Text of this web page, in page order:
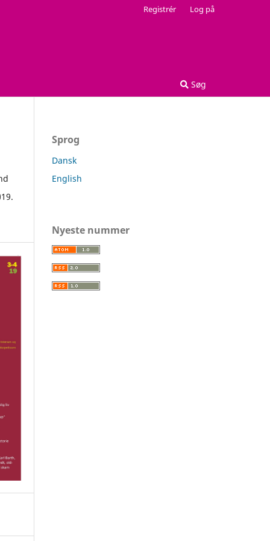
Søg
Registrér Log på
Sprog
Dansk
English
Nyeste nummer